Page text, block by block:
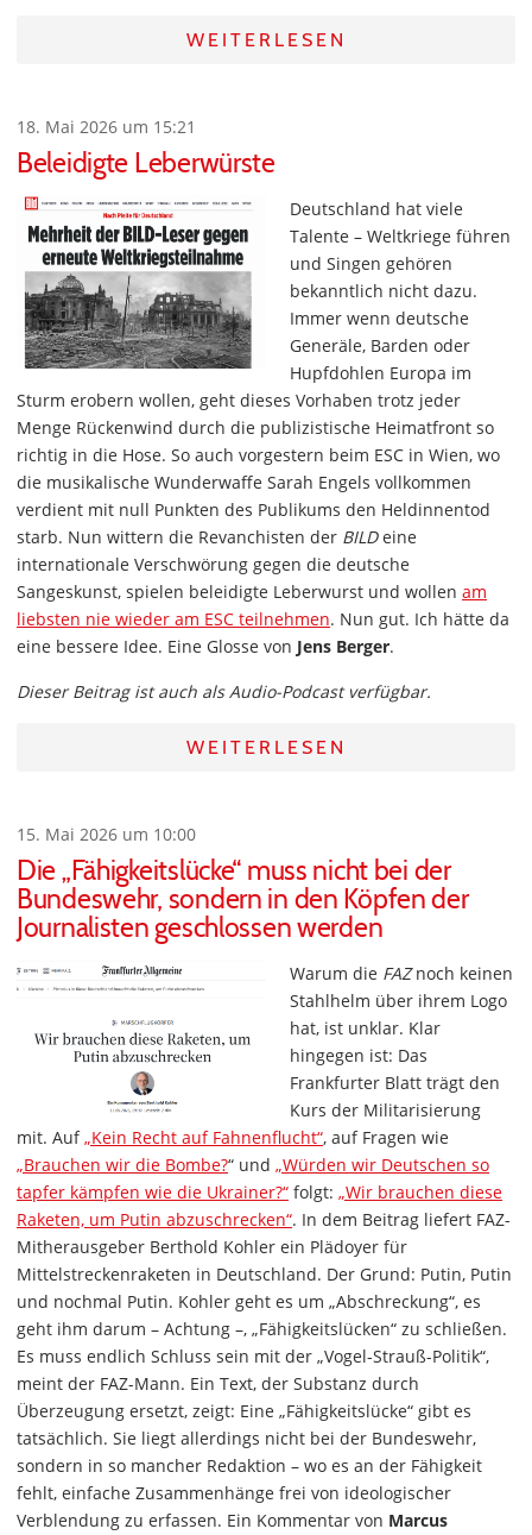
WEITERLESEN
18. Mai 2026 um 15:21
Beleidigte Leberwürste
Deutschland hat viele
Talente – Weltkriege führen
und Singen gehören
bekanntlich nicht dazu.
Immer wenn deutsche
Generäle, Barden oder
Hupfdohlen Europa im
Sturm erobern wollen, geht dieses Vorhaben trotz jeder
Menge Rückenwind durch die publizistische Heimatfront so
richtig in die Hose. So auch vorgestern beim ESC in Wien, wo
die musikalische Wunderwaffe Sarah Engels vollkommen
verdient mit null Punkten des Publikums den Heldinnentod
starb. Nun wittern die Revanchisten der BILDeine
internationale Verschwörung gegen die deutsche
Sangeskunst, spielen beleidigte Leberwurst und wollen am
liebsten nie wieder am ESC teilnehmen. Nun gut. Ich hätte da
eine bessere Idee. Eine Glosse von Jens Berger.
Dieser Beitrag ist auch als Audio-Podcast verfügbar.
WEITERLESEN
15. Mai 2026 um 10:00
Die „Fähigkeitslücke“ muss nicht bei der
Bundeswehr, sondern in den Köpfen der
Journalisten geschlossen werden
Warum die FAZnoch keinen
Stahlhelm über ihrem Logo
hat, ist unklar. Klar
hingegen ist: Das
Frankfurter Blatt trägt den
Kurs der Militarisierung
mit. Auf„Kein Recht auf Fahnenflucht“, auf Fragen wie
„Brauchen wir die Bombe?“ und „Würden wir Deutschen so
tapfer kämpfen wie die Ukrainer?“ folgt: „Wir brauchen diese
Raketen, um Putin abzuschrecken“. In dem Beitrag liefert FAZ-
Mitherausgeber Berthold Kohler ein Plädoyer für
Mittelstreckenraketen in Deutschland. Der Grund: Putin, Putin
und nochmal Putin. Kohler geht es um „Abschreckung“, es
geht ihm darum – Achtung –, „Fähigkeitslücken“ zu schließen.
Es muss endlich Schluss sein mit der „Vogel-Strauß-Politik“,
meint der FAZ-Mann. Ein Text, der Substanz durch
Überzeugung ersetzt, zeigt: Eine „Fähigkeitslücke“ gibt es
tatsächlich. Sie liegt allerdings nicht bei der Bundeswehr,
sondern in so mancher Redaktion – wo es an der Fähigkeit
fehlt, einfache Zusammenhänge frei von ideologischer
Verblendung zu erfassen. Ein Kommentar von Marcus